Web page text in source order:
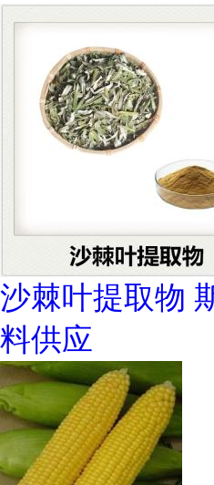
沙棘叶提取物
料供应